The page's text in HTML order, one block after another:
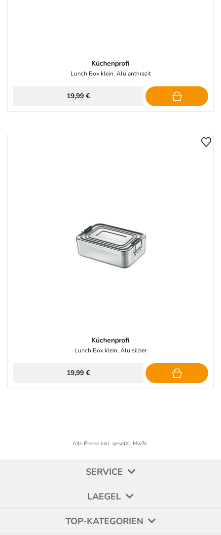
Küchenprofi
Lunch Box klein, Alu anthrazit
19,99 €
Küchenprofi
Lunch Box klein, Alu silber
19,99 €
Alle Preise inkl. gesetzl. MwSt.
SERVICE
LAEGEL
TOP-KATEGORIEN